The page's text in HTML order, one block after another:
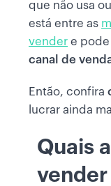
que não usa
está entre as
vender e pode
canal de
Então, confira
lucrar ainda
Quais
vender